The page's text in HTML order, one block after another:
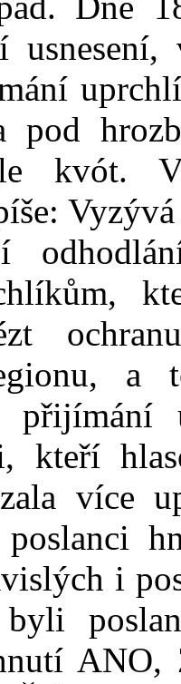
pod
kvót.
a
kteří
více
poslanci
i
ANO,